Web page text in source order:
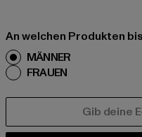
An welchen Produkten
MÄNNER
FRAUEN